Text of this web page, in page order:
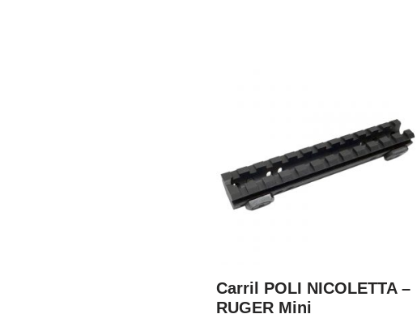
Carril POLI NICOLETTA –
RUGER Mini